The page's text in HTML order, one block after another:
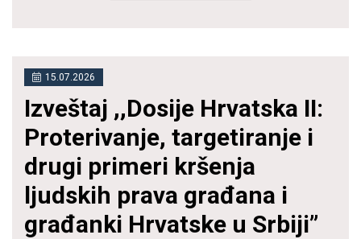
15.07.2026
Izveštaj ,,Dosije Hrvatska II:
Proterivanje, targetiranje i
drugi primeri kršenja
ljudskih prava građana i
građanki Hrvatske u Srbiji”